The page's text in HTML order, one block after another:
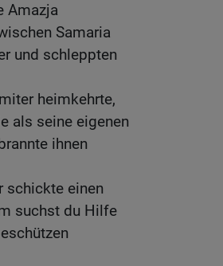
Amazja
Samaria
und schleppten
heimkehrte,
als seine eigenen
ihnen
schickte einen
suchst du Hilfe